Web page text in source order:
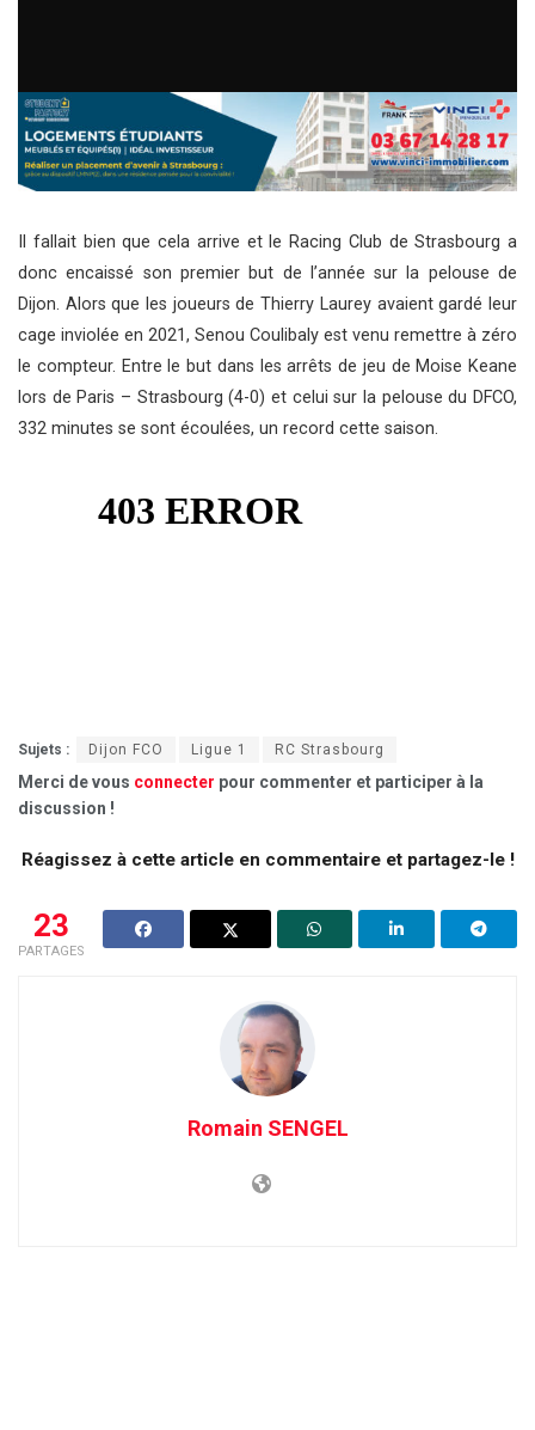
Il fallait bien que cela arrive et le Racing Club de Strasbourg a
donc encaissé son premier but de l’année sur la pelouse de
Dijon. Alors que les joueurs de Thierry Laurey avaient gardé leur
cage inviolée en 2021, Senou Coulibaly est venu remettre à zéro
le compteur. Entre le but dans les arrêts de jeu de Moise Keane
lors de Paris – Strasbourg (4-0) et celui sur la pelouse du DFCO,
332 minutes se sont écoulées, un record cette saison.
Sujets : Dijon FCO Ligue 1 RC Strasbourg
Merci de vous connecter pour commenter et participer à la
discussion !
Réagissez à cette article en commentaire et partagez-le !
23
PARTAGES
Romain SENGEL